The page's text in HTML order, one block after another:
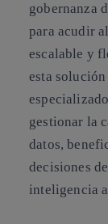
gobernanza
para acudir
escalable y
esta
gestionar la
datos,
decisiones
inteligencia